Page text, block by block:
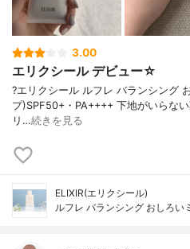
3.00
エリクシール デビュー☆
?エリクシール ルフレ バランシング
プ)SPF50+・PA++++ 下地がいらな
リ…続きを見る
ELIXIR(エリクシール)
ルフレ バランシング おしろい